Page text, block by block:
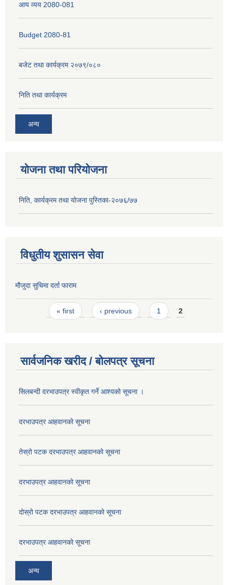
आय व्यय 2080-081
Budget 2080-81
बजेट तथा कार्यक्रम २०७९/०८०
निति तथा कार्यक्रम
अन्य
योजना तथा परियोजना
निति, कार्यक्रम तथा योजना पुस्तिका-२०७६/७७
विधुतीय शुसासन सेवा
मौजुदा सुचिमा दर्ता फाराम
Pages« first ‹ previous 1 2
सार्वजनिक खरीद / बोलपत्र सूचना
सिलबन्दी दरभाउपत्र स्वीकृत गर्ने आश्यको सूचना ।
दरभाउपत्र आहवानको सूचना
तेस्रो पटक दरभाउपत्र आहवानको सूचना
दरभाउपत्र आहवानको सूचना
दोस्रो पटक दरभाउपत्र आहवानको सूचना
दरभाउपत्र आहवानको सूचना
अन्य